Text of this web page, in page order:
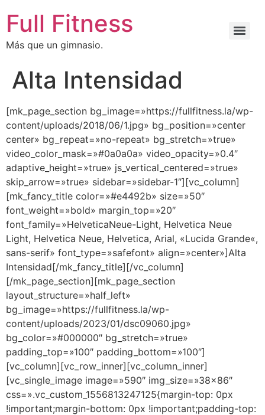
Full Fitness
Más que un gimnasio.
Alta Intensidad
[mk_page_section bg_image=»https://fullfitness.la/wp-
content/uploads/2018/06/1.jpg» bg_position=»center
center» bg_repeat=»no-repeat» bg_stretch=»true»
video_color_mask=»#0a0a0a» video_opacity=»0.4″
adaptive_height=»true» js_vertical_centered=»true»
skip_arrow=»true» sidebar=»sidebar-1″][vc_column]
[mk_fancy_title color=»#e4492b» size=»50″
font_weight=»bold» margin_top=»20″
font_family=»HelveticaNeue-Light, Helvetica Neue
Light, Helvetica Neue, Helvetica, Arial, «Lucida Grande«,
sans-serif» font_type=»safefont» align=»center»]Alta
Intensidad[/mk_fancy_title][/vc_column]
[/mk_page_section][mk_page_section
layout_structure=»half_left»
bg_image=»https://fullfitness.la/wp-
content/uploads/2023/01/dsc09060.jpg»
bg_color=»#000000″ bg_stretch=»true»
padding_top=»100″ padding_bottom=»100″]
[vc_column][vc_row_inner][vc_column_inner]
[vc_single_image image=»590″ img_size=»38×86″
css=».vc_custom_1556813247125{margin-top: 0px
!important;margin-bottom: 0px !important;padding-top: